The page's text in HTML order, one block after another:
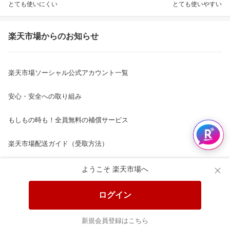
ようこそ 楽天市場へ
ログイン
新規会員登録はこちら
とても使いにくい とても使いやすい
楽天市場からのお知らせ
楽天市場ソーシャル公式アカウント一覧
安心・安全への取り組み
もしもの時も！全員無料の補償サービス
楽天市場配送ガイド（受取方法）
楽天にお店を開きませんか？
楽天ショッピングサービスご利用規約